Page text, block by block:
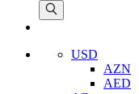
USD
AZN
AED